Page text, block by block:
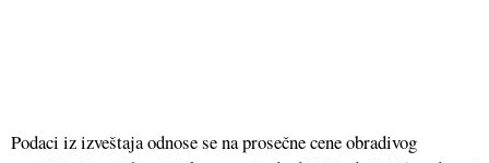
Podaci iz izveštaja odnose se na prosečne cene obradivog